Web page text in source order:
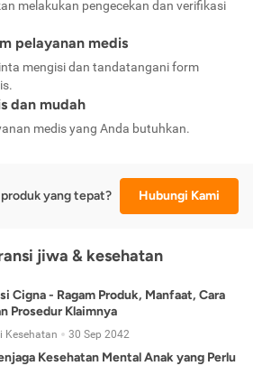
melakukan pengecekan dan verifikasi
pelayanan medis
mengisi dan tandatangani form
dan mudah
medis yang Anda butuhkan.
yang tepat? Hubungi Kami
jiwa & kesehatan
Cigna - Ragam Produk, Manfaat, Cara
Prosedur Klaimnya
Kesehatan 30 Sep 2042
Kesehatan Mental Anak yang Perlu